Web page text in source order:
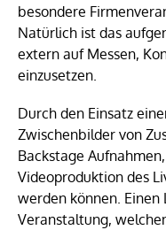
besondere
Natürlich ist das
extern auf Messen,
einzusetzen.
Durch den Einsatz
Zwischenbilder von
Backstage
Videoproduktion des
werden können.
Veranstaltung,